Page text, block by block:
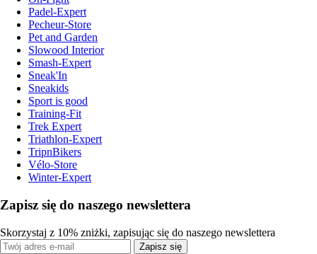
Padel-Expert
Pecheur-Store
Pet and Garden
Slowood Interior
Smash-Expert
Sneak'In
Sneakids
Sport is good
Training-Fit
Trek Expert
Triathlon-Expert
TripnBikers
Vélo-Store
Winter-Expert
Zapisz się do naszego newslettera
Skorzystaj z 10% zniżki, zapisując się do naszego newslettera
Zapisz się